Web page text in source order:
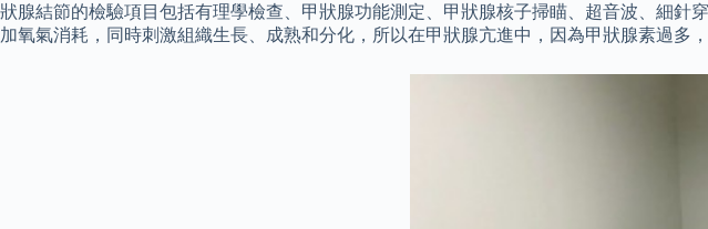
狀腺結節的檢驗項目包括有理學檢查、甲狀腺功能測定、甲狀腺核子掃瞄、超音波、細
加氧氣消耗，同時刺激組織生長、成熟和分化，所以在甲狀腺亢進中，因為甲狀腺素過多